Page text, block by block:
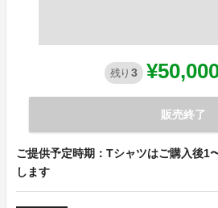
残り 3
販売終了
ご提供予定時期：Tシャツはご購入後1
します